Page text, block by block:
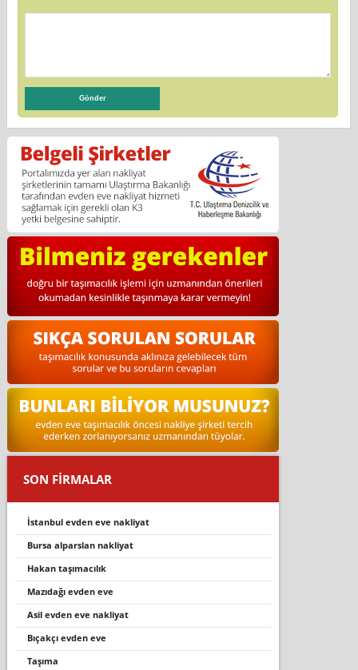
SON FİRMALAR
i̇stanbul evden eve nakliyat
bursa alparslan nakliyat
hakan taşimacilik
mazidaği evden eve
asil evden eve nakliyat
bıçakçı evden eve
taşıma